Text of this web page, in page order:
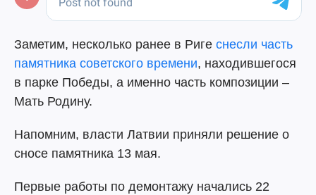
Заметим, несколько ранее в Риге снесли часть
памятника советского времени, находившегося
в парке Победы, а именно часть композиции –
Мать Родину.
Напомним, власти Латвии приняли решение о
сносе памятника 13 мая.
Первые работы по демонтажу начались 22